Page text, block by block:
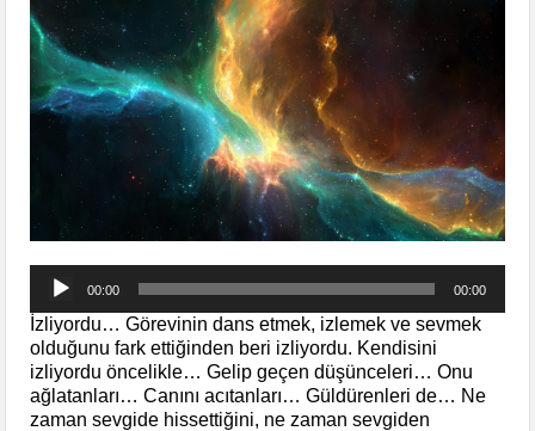
Ses
oynatıcı00:00 00:00
İzliyordu… Görevinin dans etmek, izlemek ve sevmek
olduğunu fark ettiğinden beri izliyordu. Kendisini
izliyordu öncelikle… Gelip geçen düşünceleri… Onu
ağlatanları… Canını acıtanları… Güldürenleri de… Ne
zaman sevgide hissettiğini, ne zaman sevgiden